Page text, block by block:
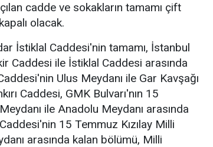
cadde ve sokakların tamamı çift
olacak.
İstiklal Caddesi'nin tamamı, İstanbul
Caddesi ile İstiklal Caddesi arasında
Ulus Meydanı ile Gar Kavşağı
Caddesi, GMK Bulvarı'nın 15
ile Anadolu Meydanı arasında
15 Temmuz Kızılay Milli
arasında kalan bölümü, Milli